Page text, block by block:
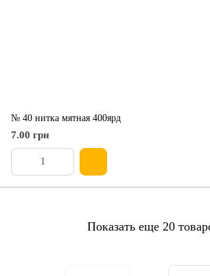
№ 40 нитка мятная 400ярд
7.00 грн
Показать еще 20